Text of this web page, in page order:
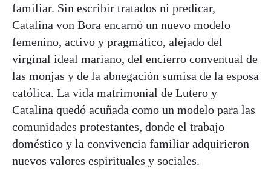
familiar. Sin escribir tratados ni predicar,
Catalina von Bora encarnó un nuevo modelo
femenino, activo y pragmático, alejado del
virginal ideal mariano, del encierro conventual de
las monjas y de la abnegación sumisa de la esposa
católica. La vida matrimonial de Lutero y
Catalina quedó acuñada como un modelo para las
comunidades protestantes, donde el trabajo
doméstico y la convivencia familiar adquirieron
nuevos valores espirituales y sociales.